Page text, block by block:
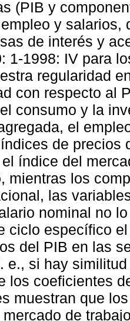
(PIB y
y salarios,
de interés y
1-1998: IV para
regularidad
con respecto al
consumo y la
el
de precios
índice del
mientras los
las
nominal no
ciclo específico
del PIB en las
e., si hay
los coeficientes
muestran que
de